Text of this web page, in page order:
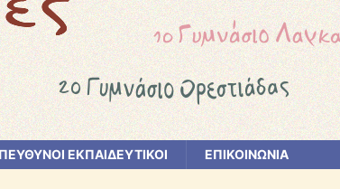
ΕΚΠΑΙΔΕΥΤΙΚΟΙ ΕΠΙΚΟΙΝΩΝΙΑ